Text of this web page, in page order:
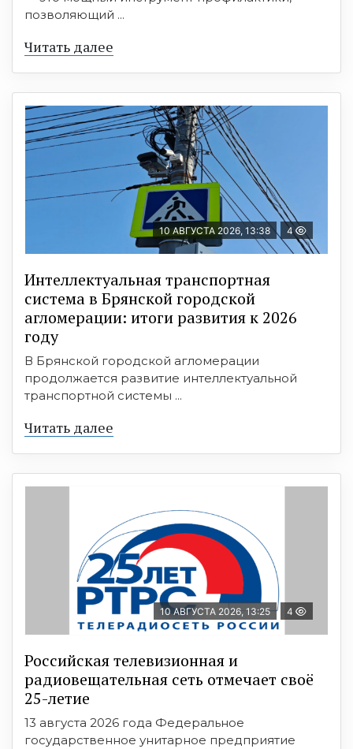
позволяющий ...
Читать далее
10 АВГУСТА 2026, 13:38 4
Интеллектуальная транспортная
система в Брянской городской
агломерации: итоги развития к 2026
году
В Брянской городской агломерации
продолжается развитие интеллектуальной
транспортной системы ...
Читать далее
10 АВГУСТА 2026, 13:25 4
Российская телевизионная и
радиовещательная сеть отмечает своё
25-летие
13 августа 2026 года Федеральное
государственное унитарное предприятие